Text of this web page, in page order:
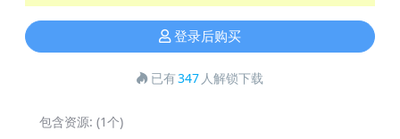
登录后购买
已有347 人解锁下载
包含资源: (1个)